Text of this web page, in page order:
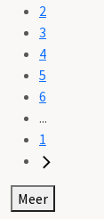
2
3
4
5
6
...
1
Meer